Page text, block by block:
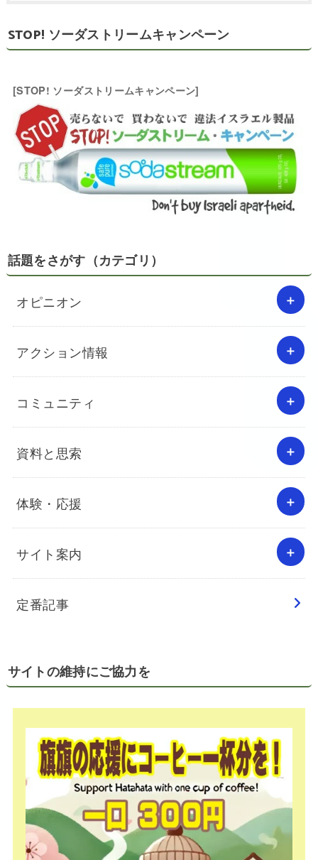
STOP! ソーダストリームキャンペーン
[STOP! ソーダストリームキャンペーン]
話題をさがす（カテゴリ）
オピニオン
アクション情報
コミュニティ
資料と思索
体験・応援
サイト案内
定番記事
サイトの維持にご協力を